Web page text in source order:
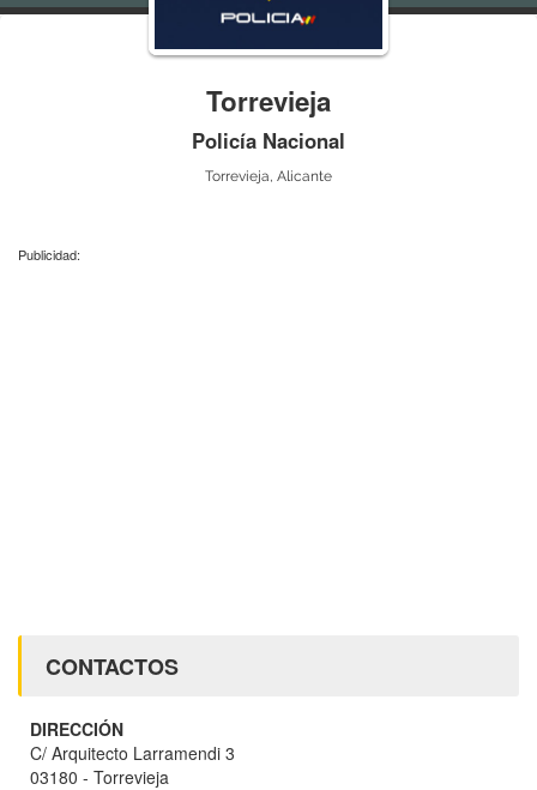
Torrevieja
Policía Nacional
Torrevieja, Alicante
Publicidad:
CONTACTOS
DIRECCIÓN
C/ Arquitecto Larramendi 3
03180 - Torrevieja